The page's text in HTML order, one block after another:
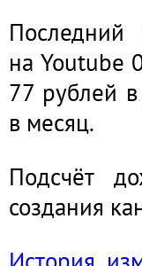
Последний
на Youtube
77 рублей
в месяц.
Подсчёт
создания